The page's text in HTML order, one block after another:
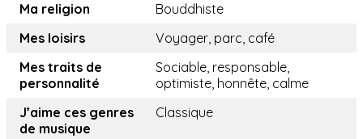
Ma religion
Bouddhiste
Mes loisirs
Voyager, parc, café
Mes traits de
personnalité
Sociable, responsable,
optimiste, honnête, calme
J’aime ces genres
de musique
Classique